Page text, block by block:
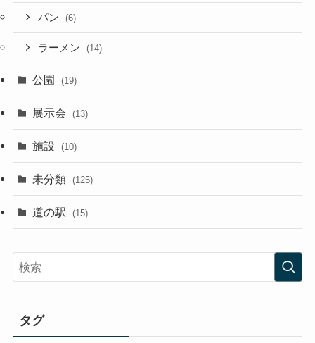
パン (6)
ラーメン (14)
公園 (19)
展示会 (13)
施設 (10)
未分類 (125)
道の駅 (15)
タグ